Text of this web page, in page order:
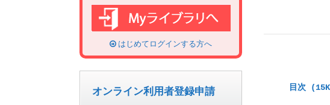
目次
はじめてログインする方へ
オンライン利用者登録申請